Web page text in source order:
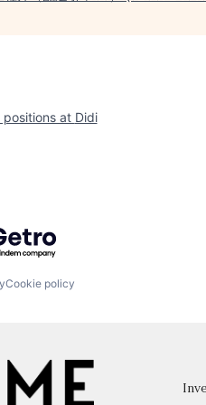
positions at Didi
by Getro.com
Cookie policy